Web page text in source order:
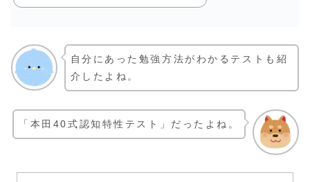
自分にあった勉強方法がわかるテストも紹
介したよね。
「本田40式認知特性テスト」だったよね。